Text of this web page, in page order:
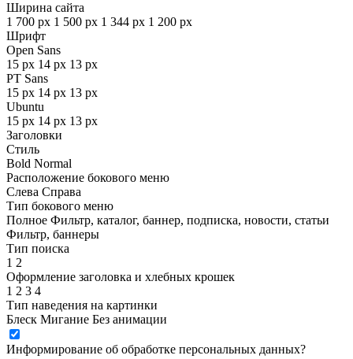
Ширина сайта
1 700 px 1 500 px 1 344 px 1 200 px
Шрифт
Open Sans
15 px 14 px 13 px
PT Sans
15 px 14 px 13 px
Ubuntu
15 px 14 px 13 px
Заголовки
Стиль
Bold Normal
Расположение бокового меню
Слева Справа
Тип бокового меню
Полное Фильтр, каталог, баннер, подписка, новости, статьи
Фильтр, баннеры
Тип поиска
1 2
Оформление заголовка и хлебных крошек
1 2 3 4
Тип наведения на картинки
Блеск Мигание Без анимации
Информирование об обработке персональных данных?